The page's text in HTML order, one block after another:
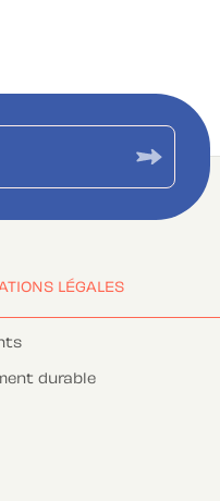
LÉGALES
durable